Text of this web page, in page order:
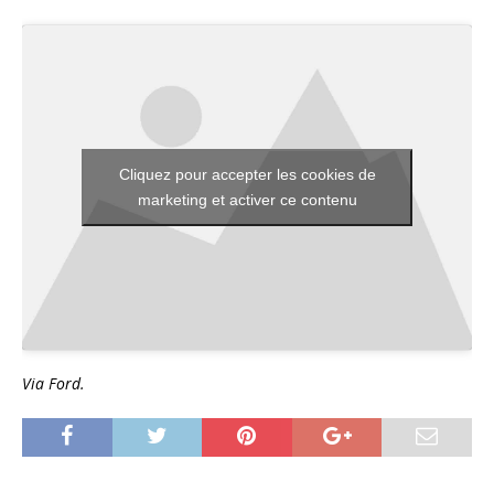
Cliquez pour accepter les cookies de
marketing et activer ce contenu
Via Ford.